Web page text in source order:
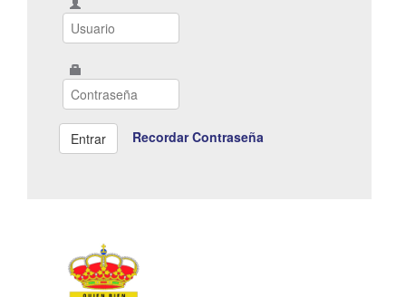
Recordar Contraseña